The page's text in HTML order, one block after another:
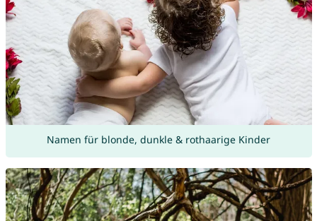
Namen für blonde, dunkle & rothaarige Kinder